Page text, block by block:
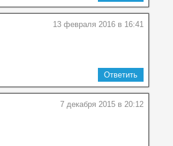
13 февраля 2016 в 16:41
Ответить
7 декабря 2015 в 20:12